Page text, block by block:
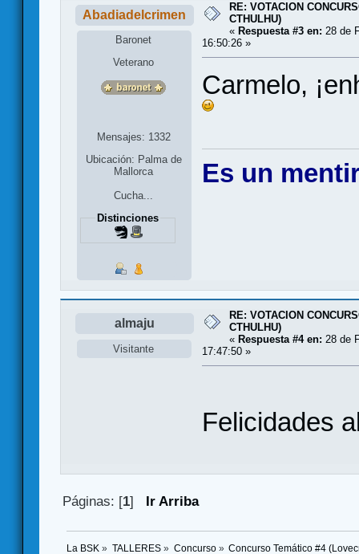
Abadiadelcrimen
Baronet
Veterano
Mensajes: 1332
Ubicación: Palma de
Mallorca
Cucha...
Distinciones
RE: VOTACION
CTHULHU)
« Respuesta #3 en: 28 de
16:50:26 »
Carmelo,
Es un
almaju
Visitante
RE: VOTACION
CTHULHU)
« Respuesta #4 en: 28 de
17:47:50 »
Felicidades
Páginas: [1] Ir Arriba
La BSK » TALLERES» Concurso» Concurso Temático #4